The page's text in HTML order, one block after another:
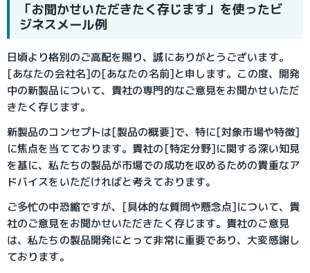
「お聞かせいただきたく存じます」を使ったビ
ジネスメール例
日頃より格別のご高配を賜り、誠にありがとうございます。
[あなたの会社名]の[あなたの名前]と申します。この度、開発
中の新製品について、貴社の専門的なご意見をお聞かせいただ
きたく存じます。
新製品のコンセプトは[製品の概要]で、特に[対象市場や特徴]
に焦点を当てております。貴社の[特定分野]に関する深い知見
を基に、私たちの製品が市場での成功を収めるための貴重なア
ドバイスをいただければと考えております。
ご多忙の中恐縮ですが、[具体的な質問や懸念点]について、貴
社のご意見をお聞かせいただきたく存じます。貴社のご意見
は、私たちの製品開発にとって非常に重要であり、大変感謝し
ております。